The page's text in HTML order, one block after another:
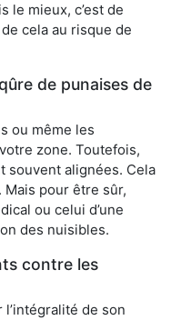
le mieux, c’est de
cela au risque de
de punaises de
ou même les
zone. Toutefois,
souvent alignées. Cela
Mais pour être sûr,
ou celui d’une
des nuisibles.
contre les
l’intégralité de son